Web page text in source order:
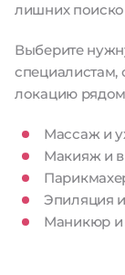
лишних
Выберите
специалистам,
локацию
Массаж и
Макияж и
Эпиляция
Маникюр